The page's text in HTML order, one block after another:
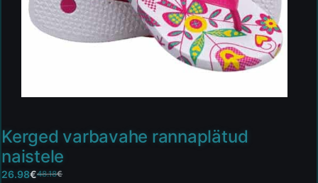
Kerged varbavahe rannaplätud
naistele
48.18€
26.98€